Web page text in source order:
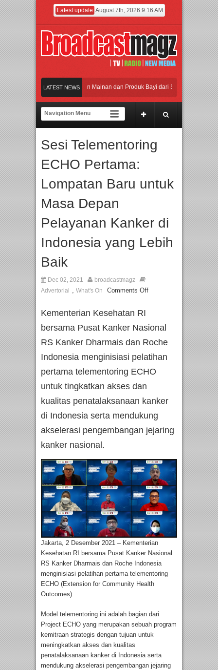
Latest update August 7th, 2026 9:16 AM
LATEST NEWS
Jakarta dengan Ribuan Mainan dan Produk Bayi dari Seluruh Dunia, IBTE
Inovasi dan Peluang Bisnis Industri Gifts dan Housewares Asia
Warisan Dan Semangat Lokal, BIRKENSTOCK INDONESIA
Jakarta dengan Ribuan Mainan dan Produk Bayi dari Seluruh Dunia, IBTE
Sesi Telementoring
ECHO Pertama:
Lompatan Baru untuk
Masa Depan
Pelayanan Kanker di
Indonesia yang Lebih
Baik
Dec 02, 2021
broadcastmagz
Advertorial
, What's On Comments Off
Kementerian Kesehatan RI
bersama Pusat Kanker Nasional
RS Kanker Dharmais dan Roche
Indonesia menginisiasi pelatihan
pertama telementoring ECHO
untuk tingkatkan akses dan
kualitas penatalaksanaan kanker
di Indonesia serta mendukung
akselerasi pengembangan jejaring
kanker nasional.
Jakarta, 2 Desember 2021 – Kementerian
Kesehatan RI bersama Pusat Kanker Nasional
RS Kanker Dharmais dan Roche Indonesia
menginisiasi pelatihan pertama telementoring
ECHO (Extension for Community Health
Outcomes).
Model telementoring ini adalah bagian dari
Project ECHO yang merupakan sebuah program
kemitraan strategis dengan tujuan untuk
meningkatkan akses dan kualitas
penatalaksanaan kanker di Indonesia serta
mendukung akselerasi pengembangan jejaring